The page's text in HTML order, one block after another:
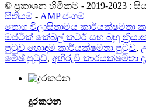
© ප්‍රකාශන හිමිකම - 2019-2023
සිතියම - AMP ජංගම
තොග විලාසිතාමය කාර්යක්ෂමතා
ඔප්ටික් කේබල් කටර් සහ බහු
පුටුව හොඳම කාර්යක්ෂමතා පුටුව,
මේෂ් පුටුව, අභිරුචි කාර්යක්ෂමතා
දුරකථන